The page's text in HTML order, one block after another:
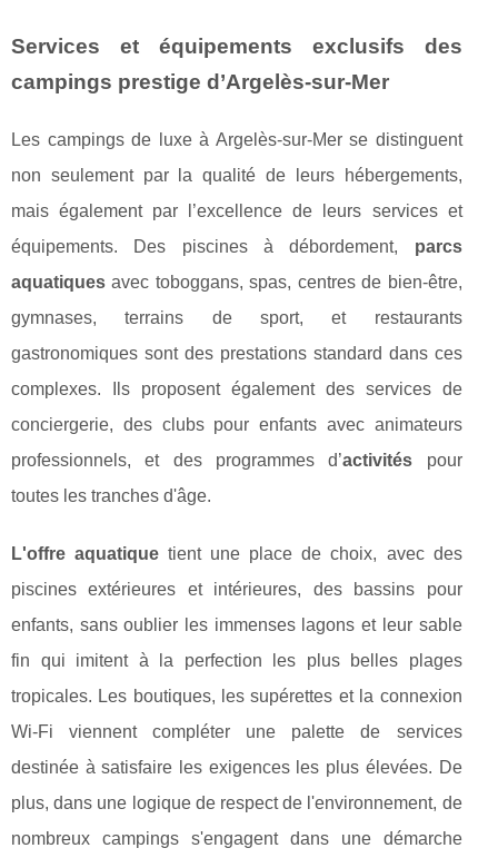
Services et équipements exclusifs des
campings prestige d’Argelès-sur-Mer
Les campings de luxe à Argelès-sur-Mer se distinguent
non seulement par la qualité de leurs hébergements,
mais également par l’excellence de leurs services et
équipements. Des piscines à débordement, parcs
aquatiques avec toboggans, spas, centres de bien-être,
gymnases, terrains de sport, et restaurants
gastronomiques sont des prestations standard dans ces
complexes. Ils proposent également des services de
conciergerie, des clubs pour enfants avec animateurs
professionnels, et des programmes d’activités pour
toutes les tranches d'âge.
L'offre aquatique tient une place de choix, avec des
piscines extérieures et intérieures, des bassins pour
enfants, sans oublier les immenses lagons et leur sable
fin qui imitent à la perfection les plus belles plages
tropicales. Les boutiques, les supérettes et la connexion
Wi-Fi viennent compléter une palette de services
destinée à satisfaire les exigences les plus élevées. De
plus, dans une logique de respect de l'environnement, de
nombreux campings s'engagent dans une démarche